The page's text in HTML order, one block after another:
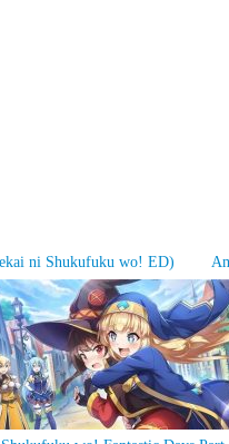
ni Shukufuku wo! ED)